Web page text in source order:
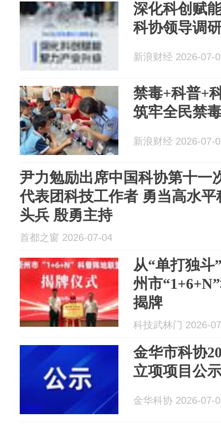
深化科创赋
科协领导调
新浪财经 2026-07-
禁毒+科普+
筑牢全民禁
新浪财经 2026-07-
尹力勉励出席中国科协第十一
代表团科技工作者 勇当高水
头兵 殷勇主持
首都之窗 2026-07-04
从“单打独斗
州市
揭牌
科技武林门 2026-
金华市科协
立项项目公
金华科协 2026-07-